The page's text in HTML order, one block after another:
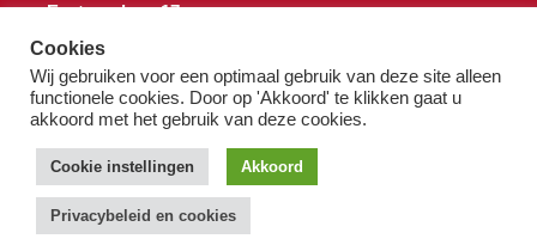
van Eesterenlaan 17
1019 JK Amsterdam
u appt ons 06 1544 8310
u belt ons 020 419 3023
Algemene Voorwaarden
Privacy-beleid & cookies
Cookies
Wij gebruiken voor een optimaal gebruik van deze site alleen
functionele cookies. Door op 'Akkoord' te klikken gaat u
akkoord met het gebruik van deze cookies.
Cookie instellingen Akkoord
Privacybeleid en cookies